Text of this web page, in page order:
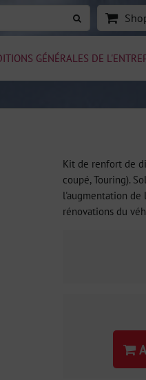
GÉNÉRALES DE
Kit de renfort de
coupé, Touring).
l'augmentation de
rénovations du